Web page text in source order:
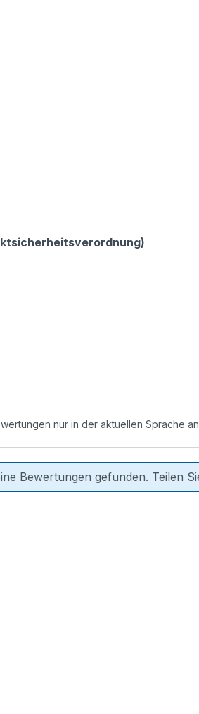
nur in der aktuellen Sprache
Bewertungen gefunden. Teilen